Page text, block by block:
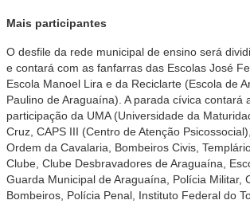
Mais participantes
O desfile da rede municipal de ensino será
e contará com as fanfarras das Escolas José
Escola Manoel Lira e da Reciclarte (Escola de
Paulino de Araguaína). A parada cívica contará
participação da UMA (Universidade da
Cruz, CAPS III (Centro de Atenção
Ordem da Cavalaria, Bombeiros Civis,
Clube, Clube Desbravadores de Araguaína,
Guarda Municipal de Araguaína, Polícia Militar,
Bombeiros, Polícia Penal, Instituto Federal do